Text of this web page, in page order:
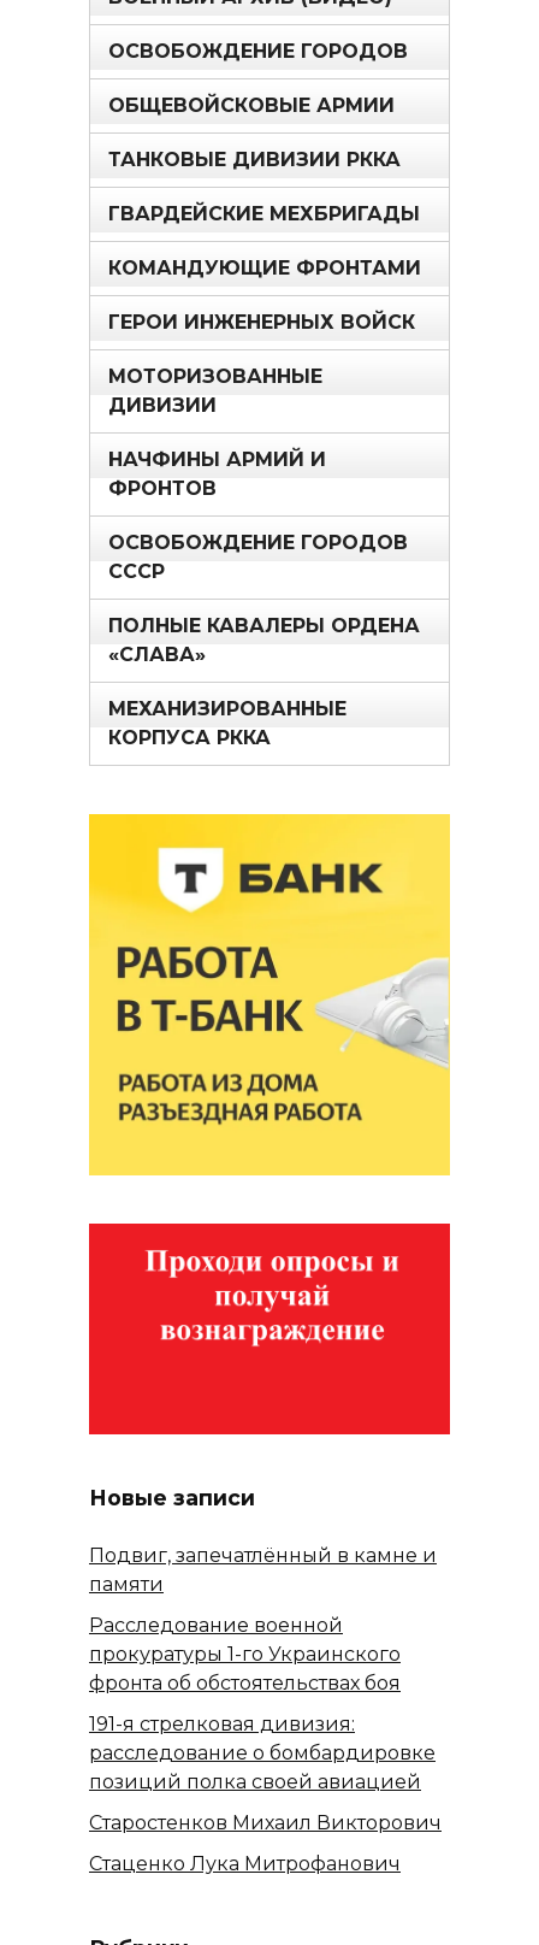
ОСВОБОЖДЕНИЕ ГОРОДОВ
ОБЩЕВОЙСКОВЫЕ АРМИИ
ТАНКОВЫЕ ДИВИЗИИ РККА
ГВАРДЕЙСКИЕ МЕХБРИГАДЫ
КОМАНДУЮЩИЕ ФРОНТАМИ
ГЕРОИ ИНЖЕНЕРНЫХ ВОЙСК
МОТОРИЗОВАННЫЕ
ДИВИЗИИ
НАЧФИНЫ АРМИЙ И
ФРОНТОВ
ОСВОБОЖДЕНИЕ ГОРОДОВ
СССР
ПОЛНЫЕ КАВАЛЕРЫ ОРДЕНА
«СЛАВА»
МЕХАНИЗИРОВАННЫЕ
КОРПУСА РККА
Новые записи
Подвиг, запечатлённый в камне и
памяти
Расследование военной
прокуратуры 1-го Украинского
фронта об обстоятельствах боя
191-я стрелковая дивизия:
расследование о бомбардировке
позиций полка своей авиацией
Старостенков Михаил Викторович
Стаценко Лука Митрофанович